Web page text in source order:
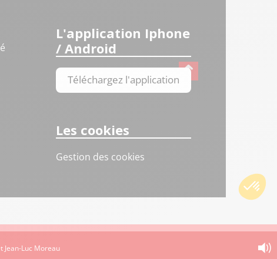
L'application Iphone
/ Android
Téléchargez l'application
Les cookies
Gestion des cookies
Jean-Luc Moreau